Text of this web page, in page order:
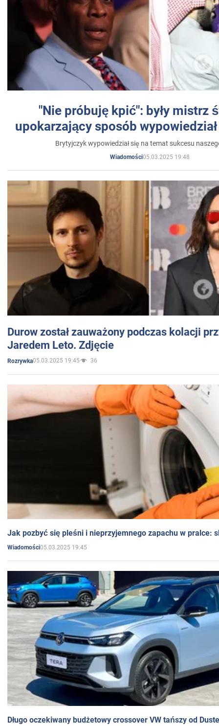
"Nie próbuję kpić": były mistrz
upokarzający sposób
Brytyjczyk wypowiedział się na temat sukcesu
Wiadomości05.03.2025 19:48
Durow został zauważony podczas kolacji
Jaredem Leto. Zdjęcie
Rozrywka05.03.2025 19:45 36
Jak pozbyć się pleśni i nieprzyjemnego zapachu w pralce:
Wiadomości05.03.2025 19:45
Długo oczekiwany budżetowy crossover VW tańszy od